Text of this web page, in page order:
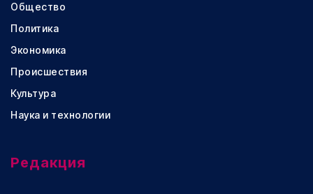
Общество
Политика
Экономика
Происшествия
Культура
Наука и технологии
Редакция